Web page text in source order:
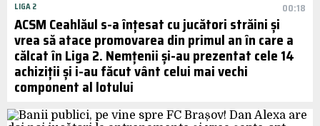
LIGA 2 00:18
ACSM Ceahlăul s-a înțesat cu jucători străini și
vrea să atace promovarea din primul an în care a
călcat în Liga 2. Nemțenii și-au prezentat cele 14
achiziții și i-au făcut vânt celui mai vechi
component al lotului